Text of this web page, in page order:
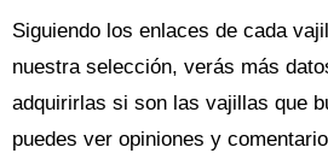
Siguiendo los enlaces de cada
nuestra selección, verás más
adquirirlas si son las vajillas que
puedes ver opiniones y